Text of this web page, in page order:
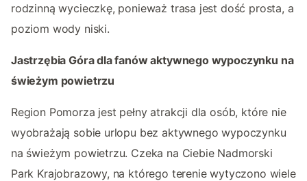
rodzinną wycieczkę, ponieważ trasa jest dość prosta, a
poziom wody niski.
Jastrzębia Góra dla fanów aktywnego wypoczynku na
świeżym powietrzu
Region Pomorza jest pełny atrakcji dla osób, które nie
wyobrażają sobie urlopu bez aktywnego wypoczynku
na świeżym powietrzu. Czeka na Ciebie Nadmorski
Park Krajobrazowy, na którego terenie wytyczono wiele